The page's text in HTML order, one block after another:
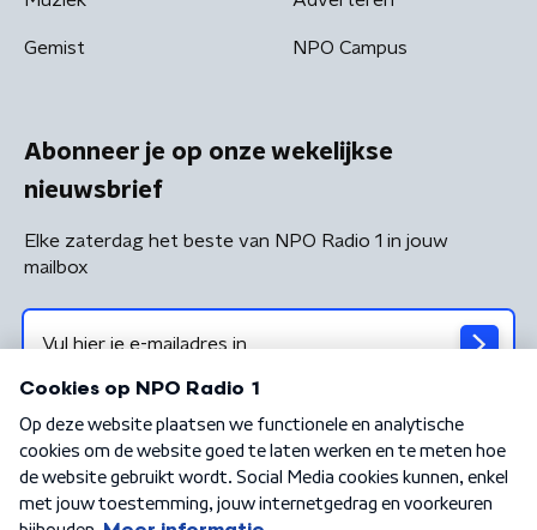
Gemist NPO Campus
Abonneer je op onze wekelijkse
nieuwsbrief
Elke zaterdag het beste van NPO Radio 1 in jouw
mailbox
Algemene voorwaarden